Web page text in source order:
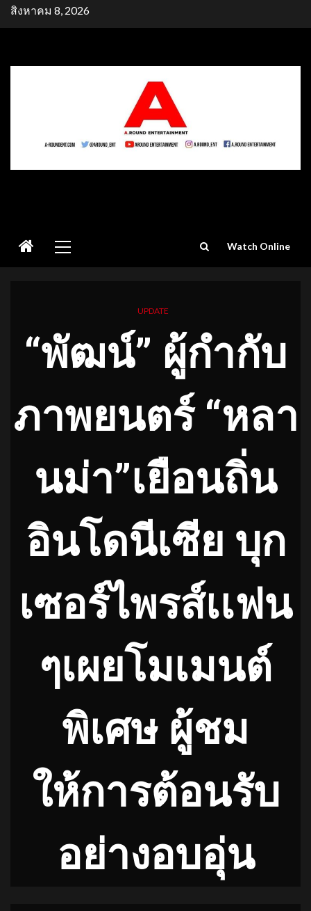
Skipสิงหาคม 8, 2026
Menu
Watch Online
UPDATE
“พัฒน์​” ผู้กำกับ
ภาพยนตร์​ “หลา
นม่า”เยือนถิ่น
อินโดนีเซีย บุก
เซอร์ไพรส์เเฟน
ๆเผยโมเมนต์
พิเศษ ผู้ชม
ให้การต้อนรับ
อย่างอบอุ่น